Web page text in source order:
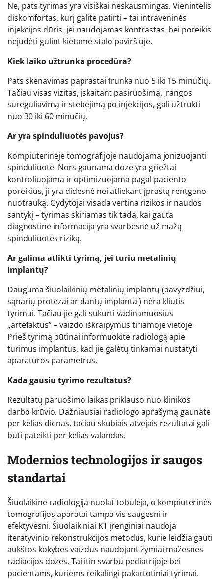
Ne, pats tyrimas yra visiškai neskausmingas. Vienintelis
diskomfortas, kurį galite patirti – tai intraveninės
injekcijos dūris, jei naudojamas kontrastas, bei poreikis
nejudėti gulint kietame stalo paviršiuje.
Kiek laiko užtrunka procedūra?
Pats skenavimas paprastai trunka nuo 5 iki 15 minučių.
Tačiau visas vizitas, įskaitant pasiruošimą, įrangos
sureguliavimą ir stebėjimą po injekcijos, gali užtrukti
nuo 30 iki 60 minučių.
Ar yra spinduliuotės pavojus?
Kompiuterinėje tomografijoje naudojama jonizuojanti
spinduliuotė. Nors gaunama dozė yra griežtai
kontroliuojama ir optimizuojama pagal paciento
poreikius, ji yra didesnė nei atliekant įprastą rentgeno
nuotrauką. Gydytojai visada vertina rizikos ir naudos
santykį – tyrimas skiriamas tik tada, kai gauta
diagnostinė informacija yra svarbesnė už mažą
spinduliuotės riziką.
Ar galima atlikti tyrimą, jei turiu metalinių
implantų?
Dauguma šiuolaikinių metalinių implantų (pavyzdžiui,
sąnarių protezai ar dantų implantai) nėra kliūtis
tyrimui. Tačiau jie gali sukurti vadinamuosius
„artefaktus” – vaizdo iškraipymus tiriamoje vietoje.
Prieš tyrimą būtinai informuokite radiologą apie
turimus implantus, kad jie galėtų tinkamai nustatyti
aparatūros parametrus.
Kada gausiu tyrimo rezultatus?
Rezultatų paruošimo laikas priklauso nuo klinikos
darbo krūvio. Dažniausiai radiologo aprašymą gaunate
per kelias dienas, tačiau skubiais atvejais rezultatai gali
būti pateikti per kelias valandas.
Modernios technologijos ir saugos
standartai
Šiuolaikinė radiologija nuolat tobulėja, o kompiuterinės
tomografijos aparatai tampa vis saugesni ir
efektyvesni. Šiuolaikiniai KT įrenginiai naudoja
iteratyvinio rekonstrukcijos metodus, kurie leidžia gauti
aukštos kokybės vaizdus naudojant žymiai mažesnes
radiacijos dozes. Tai itin svarbu pediatrijoje bei
pacientams, kuriems reikalingi pakartotiniai tyrimai.